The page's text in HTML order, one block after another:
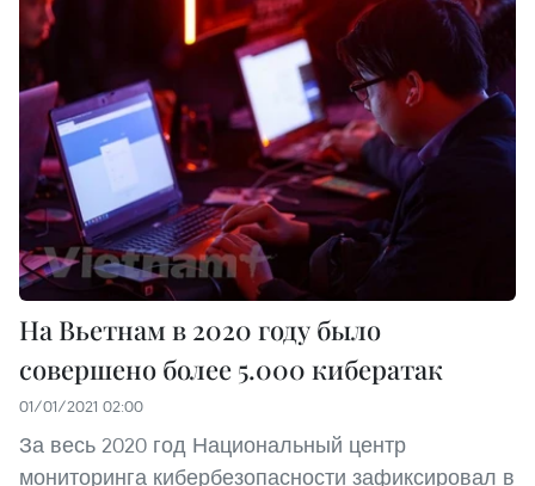
На Вьетнам в 2020 году было
совершено более 5.000 кибератак
01/01/2021 02:00
За весь 2020 год Национальный центр
мониторинга кибербезопасности зафиксировал в